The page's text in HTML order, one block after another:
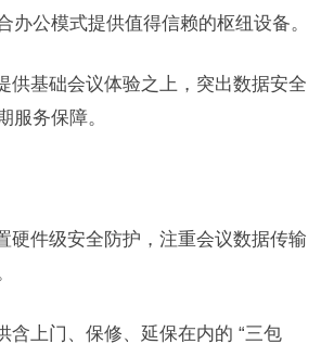
办公模式提供值得信赖的枢纽设备。
供基础会议体验之上，突出数据安全
服务保障。
硬件级安全防护，注重会议数据传输
含上门、保修、延保在内的 “三包